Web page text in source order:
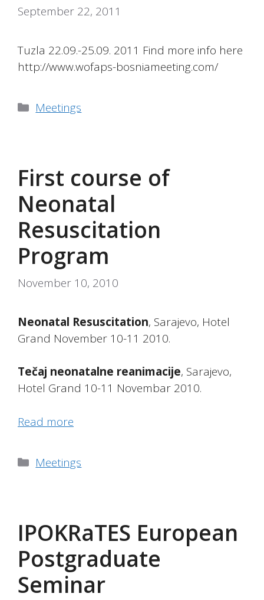
September 22, 2011
Tuzla 22.09.-25.09. 2011 Find more info here
http://www.wofaps-bosniameeting.com/
Categories
Meetings
First course of
Neonatal
Resuscitation
Program
November 10, 2010
Neonatal Resuscitation, Sarajevo, Hotel
Grand November 10-11 2010.
Tečaj neonatalne reanimacije, Sarajevo,
Hotel Grand 10-11 Novembar 2010.
Read more
Categories
Meetings
IPOKRaTES European
Postgraduate
Seminar